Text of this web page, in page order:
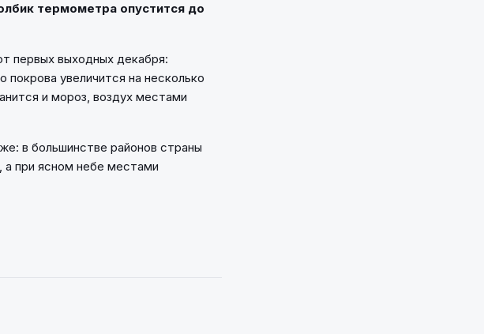
термометра опустится до
первых выходных декабря:
увеличится на несколько
и мороз, воздух местами
в большинстве районов страны
а при ясном небе местами